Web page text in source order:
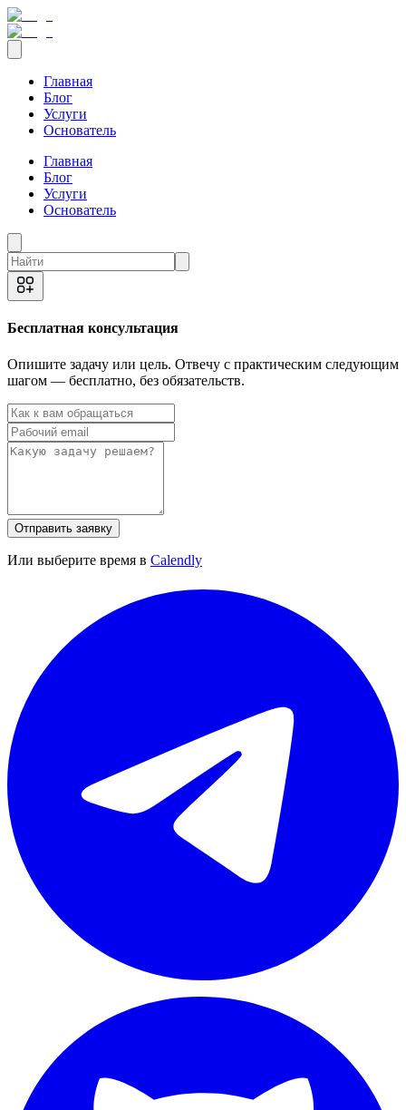
Главная
Блог
Услуги
Основатель
Главная
Блог
Услуги
Основатель
Бесплатная консультация
Опишите задачу или цель. Отвечу с практическим следующим
шагом — бесплатно, без обязательств.
Отправить заявку
Или выберите время в Calendly